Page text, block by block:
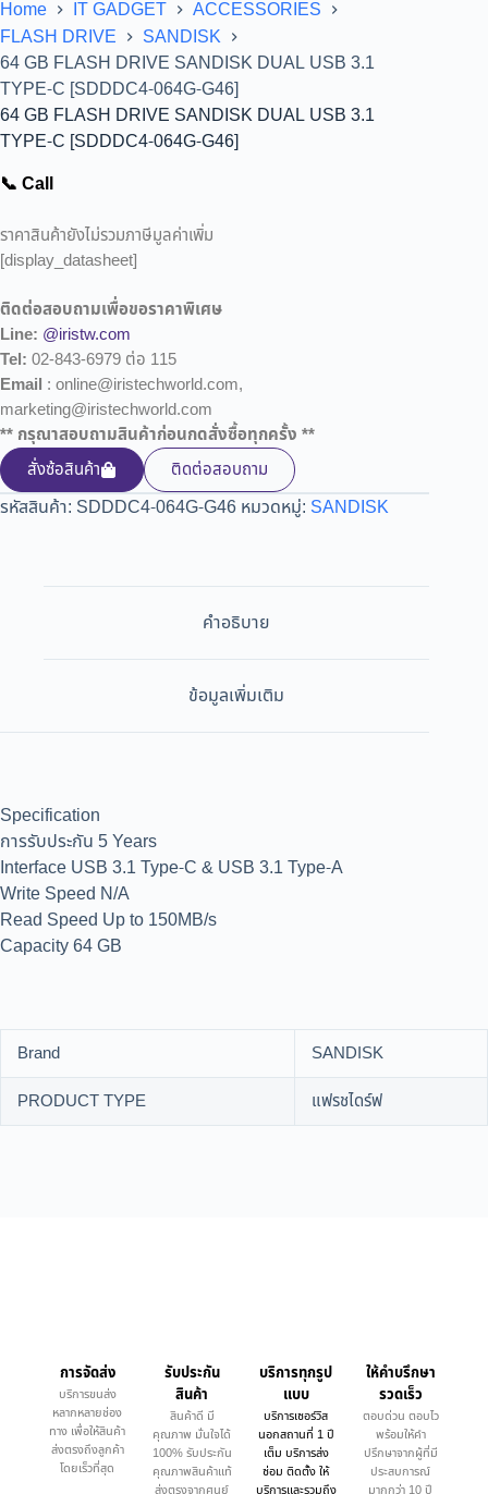
Home IT GADGET
ACCESSORIES
FLASH DRIVE
SANDISK
64 GB FLASH DRIVE SANDISK DUAL USB 3.1
TYPE-C [SDDDC4-064G-G46]
64 GB FLASH DRIVE SANDISK DUAL USB 3.1
TYPE-C [SDDDC4-064G-G46]
📞 Call
ราคาสินค้ายังไม่รวมภาษีมูลค่าเพิ่ม
[display_datasheet]
ติดต่อสอบถามเพื่อขอราคาพิเศษ
Line: @iristw.com
Tel: 02-843-6979 ต่อ 115
Email : online@iristechworld.com,
marketing@iristechworld.com
** กรุณาสอบถามสินค้าก่อนกดสั่งซื้อทุกครั้ง **
สั่งซ้อสินค้า
ติดต่อสอบถาม
รหัสสินค้า: SDDDC4-064G-G46 หมวดหมู่: SANDISK
คำอธิบาย
ข้อมูลเพิ่มเติม
Specification
การรับประกัน 5 Years
Interface USB 3.1 Type-C & USB 3.1 Type-A
Write Speed N/A
Read Speed Up to 150MB/s
Capacity 64 GB
Brand
SANDISK
PRODUCT TYPE
แฟรชไดร์ฟ
การจัดส่ง
บริการขนส่ง
หลากหลายช่อง
ทาง เพื่อให้สินค้า
ส่งตรงถึงลูกค้า
โดยเร็วที่สุด
รับประกัน
สินค้า
สินค้าดี มี
คุณภาพ มั่นใจได้
100% รับประกัน
คุณภาพสินค้าแท้
บริการทุกรูป
แบบ
บริการเซอร์วิส
นอกสถานที่ 1 ปี
เต็ม บริการส่ง
ซ่อม ติดตั้ง ให้
ให้คำบรึกษา
รวดเร็ว
ตอบด่วน ตอบไว
พร้อมให้คำ
ปรึกษาจากผู้ที่มี
ประสบการณ์